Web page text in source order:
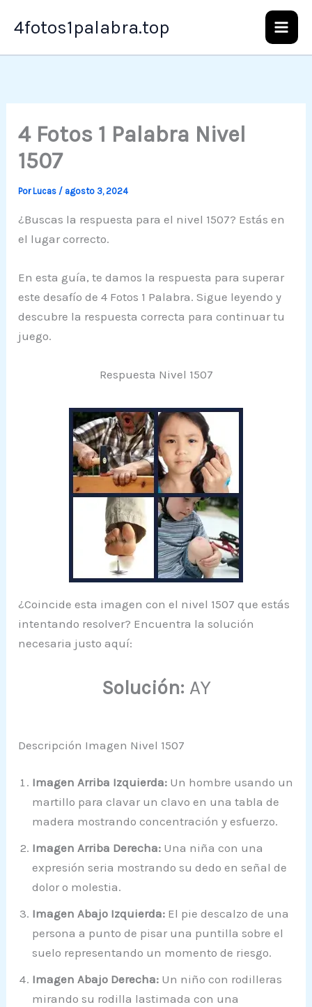
4fotos1palabra.top
4 Fotos 1 Palabra Nivel
1507
PorLucas / agosto 3, 2024
¿Buscas la respuesta para el nivel 1507? Estás en
el lugar correcto.
En esta guía, te damos la respuesta para superar
este desafío de 4 Fotos 1 Palabra. Sigue leyendo y
descubre la respuesta correcta para continuar tu
juego.
Respuesta Nivel 1507
¿Coincide esta imagen con el nivel 1507 que estás
intentando resolver? Encuentra la solución
necesaria justo aquí:
Solución: AY
Descripción Imagen Nivel 1507
Imagen Arriba Izquierda: Un hombre usando un
martillo para clavar un clavo en una tabla de
madera mostrando concentración y esfuerzo.
Imagen Arriba Derecha: Una niña con una
expresión seria mostrando su dedo en señal de
dolor o molestia.
Imagen Abajo Izquierda: El pie descalzo de una
persona a punto de pisar una puntilla sobre el
suelo representando un momento de riesgo.
Imagen Abajo Derecha: Un niño con rodilleras
mirando su rodilla lastimada con una